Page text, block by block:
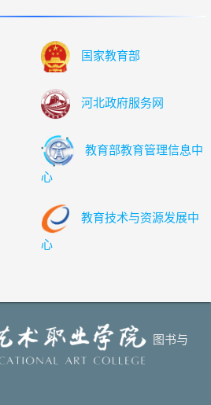
国家教育部
河北政府服务网
教育部教育管理信息中
心
教育技术与资源发展中
心
图书与